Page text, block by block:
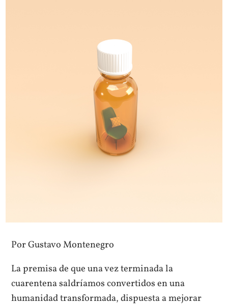
Por Gustavo Montenegro
La premisa de que una vez terminada la
cuarentena saldríamos convertidos en una
humanidad transformada, dispuesta a mejorar